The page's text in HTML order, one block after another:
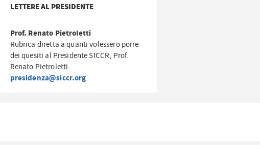
LETTERE AL PRESIDENTE
Prof. Renato Pietroletti
Rubrica diretta a quanti volessero porre
dei quesiti al Presidente SICCR, Prof.
Renato Pietroletti.
presidenza@siccr.org